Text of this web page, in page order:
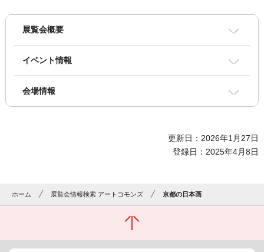
展覧会概要
イベント情報
会場情報
更新日：2026年1月27日
登録日：2025年4月8日
ホーム 展覧会情報検索 アートコモンズ 京都の日本画